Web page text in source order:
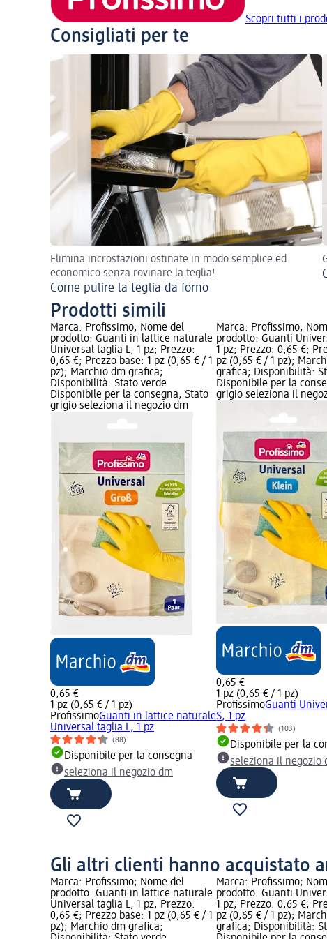
Scopri tutti i
Consigliati per te
Elimina incrostazioni ostinate in modo semplice ed
economico senza rovinare la teglia!
Come pulire la teglia da forno
Prodotti simili
Marca: Profissimo; Nome del
prodotto: Guanti in lattice naturale
Universal taglia L, 1 pz; Prezzo:
0,65 €; Prezzo base: 1 pz (0,65 € / 1
pz); Marchio dm grafica;
Disponibilità: Stato verde
Disponibile per la consegna, Stato
grigio seleziona il negozio dm
0,65 €
1 pz (0,65 € / 1 pz)
ProfissimoGuanti in lattice naturale
Universal taglia L, 1 pz
(88)
Disponibile per la consegna
seleziona il negozio dm
Marca: Profissimo;
prodotto: Guanti
1 pz; Prezzo: 0,65 €;
pz (0,65 € / 1 pz);
grafica; Disponibilità:
Disponibile per la
grigio seleziona il
0,65 €
1 pz (0,65 € / 1 pz)
ProfissimoGuanti
S, 1 pz
(103)
Disponibile per la
seleziona il negozio
Gli altri clienti hanno acquistato
Marca: Profissimo; Nome del
prodotto: Guanti in lattice naturale
Universal taglia L, 1 pz; Prezzo:
0,65 €; Prezzo base: 1 pz (0,65 € / 1
pz); Marchio dm grafica;
Marca: Profissimo;
prodotto: Guanti
1 pz; Prezzo: 0,65 €;
pz (0,65 € / 1 pz);
grafica; Disponibilità: